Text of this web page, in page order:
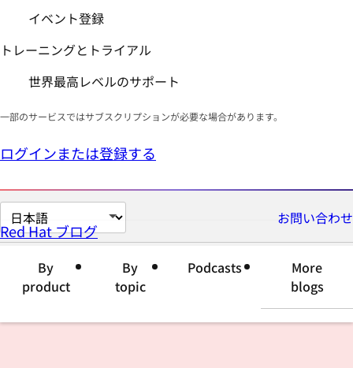
イベント登録
トレーニングとトライアル
世界最高レベルのサポート
一部のサービスではサブスクリプションが必要な場合があります。
ログインまたは登録する
ペ
ー
語
お問い合わせ
Red Hat ブログ
By
product
By
topic
Podcasts
More
blogs